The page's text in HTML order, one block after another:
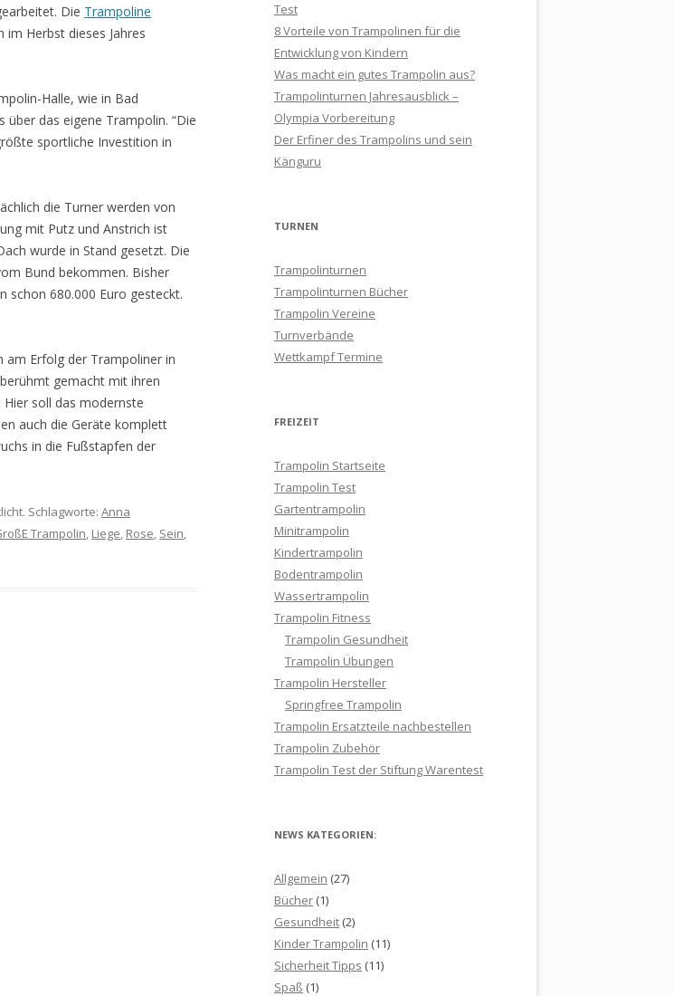
Die Trampoline
Herbst dieses Jahres
Halle, wie in Bad
über das eigene Trampolin. “Die
sportliche Investition in
die Turner werden von
mit Putz und Anstrich ist
wurde in Stand gesetzt. Die
Bund bekommen. Bisher
schon 680.000 Euro gesteckt.
am Erfolg der Trampoliner in
gemacht mit ihren
soll das modernste
auch die Geräte komplett
in die Fußstapfen der
Schlagworte: Anna
Trampolin, Liege, Rose, Sein,
Test
8 Vorteile von Trampolinen für die
Entwicklung von Kindern
Was macht ein gutes Trampolin aus?
Trampolinturnen Jahresausblick –
Olympia Vorbereitung
Der Erfiner des Trampolins und sein
Känguru
TURNEN
Trampolinturnen
Trampolinturnen Bücher
Trampolin Vereine
Turnverbände
Wettkampf Termine
FREIZEIT
Trampolin Startseite
Trampolin Test
Gartentrampolin
Minitrampolin
Kindertrampolin
Bodentrampolin
Wassertrampolin
Trampolin Fitness
Trampolin Gesundheit
Trampolin Übungen
Trampolin Hersteller
Springfree Trampolin
Trampolin Ersatzteile nachbestellen
Trampolin Zubehör
Trampolin Test der Stiftung Warentest
NEWS KATEGORIEN:
Allgemein (27)
Bücher (1)
Gesundheit (2)
Kinder Trampolin (11)
Sicherheit Tipps (11)
Spaß (1)